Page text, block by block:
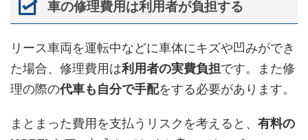
車の修理費用は利用者が負担する
リース車両を運転中などに車体にキズや凹みができ
た場合、修理費用は利用者の実費負担です。また修
理の際の代車も自分で手配をする必要があります。
まとまった費用を支払うリスクを考えると、 有料の